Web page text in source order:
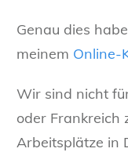
Genau dies
meinem Online-
Wir sind nicht
oder Frankreich
Arbeitsplätze in